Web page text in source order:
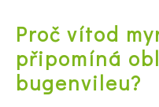
Proč vítod
připomíná
bugenvileu?